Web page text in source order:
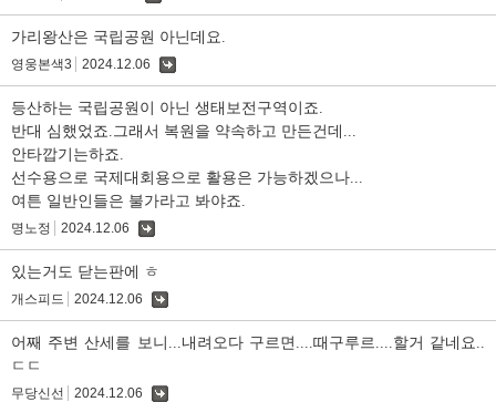
가리왕산은 국립공원 아닌데요.
영웅본색3 2024.12.06
등산하는 국립공원이 아닌 생태보전구역이죠.
반대 심했었죠.그래서 복원을 약속하고 만든건데...
안타깝기는하죠.
선수용으로 국제대회용으로 활용은 가능하겠으나...
여튼 일반인들은 불가라고 봐야죠.
명노정 2024.12.06
있는거도 닫는판에 ㅎ
개스피드 2024.12.06
어째 주변 산세를 보니...내려오다 구르면....때구루르....할거 같네요..
ㄷㄷ
무당신선 2024.12.06